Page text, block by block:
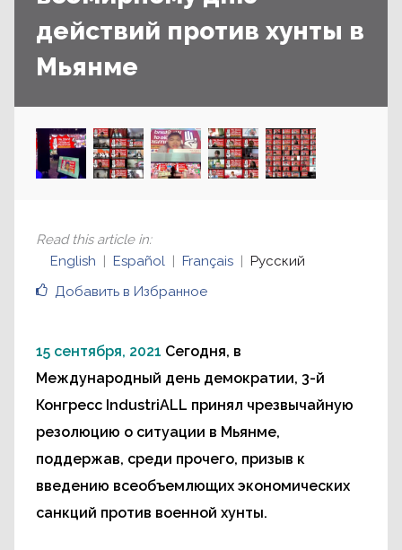
действий против хунты в
Мьянме
Добавить в Избранное
Read this article in:
English
Español Français Русский
15 сентября, 2021 Сегодня, в
Международный день демократии, 3-й
Конгресс IndustriALL принял чрезвычайную
резолюцию о ситуации в Мьянме,
поддержав, среди прочего, призыв к
введению всеобъемлющих экономических
санкций против военной хунты.